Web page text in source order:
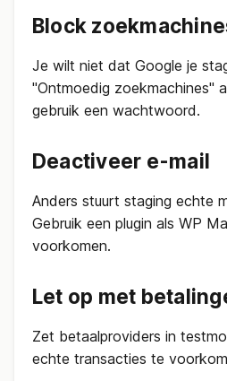
Block
Je wilt niet dat Google je
"Ontmoedig zoekmachines"
gebruik een wachtwoord.
Deactiveer e-mail
Anders stuurt staging echte
Gebruik een plugin als WP
voorkomen.
Let op met
Zet betaalproviders in
echte transacties te